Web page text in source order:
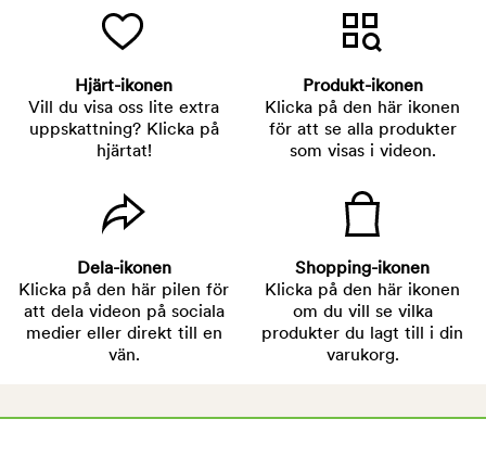
Hjärt-ikonen
Vill du visa oss lite extra
uppskattning? Klicka på
hjärtat!
Produkt-ikonen
Klicka på den här ikonen
för att se alla produkter
som visas i videon.
Dela-ikonen
Klicka på den här pilen för
att dela videon på sociala
medier eller direkt till en
vän.
Shopping-ikonen
Klicka på den här ikonen
om du vill se vilka
produkter du lagt till i din
varukorg.